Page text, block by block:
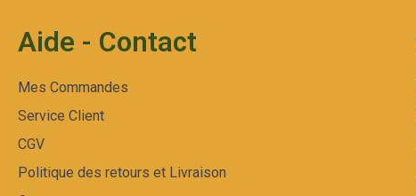
Aide - Contact
Mes Commandes
Service Client
CGV
Politique des retours et Livraison